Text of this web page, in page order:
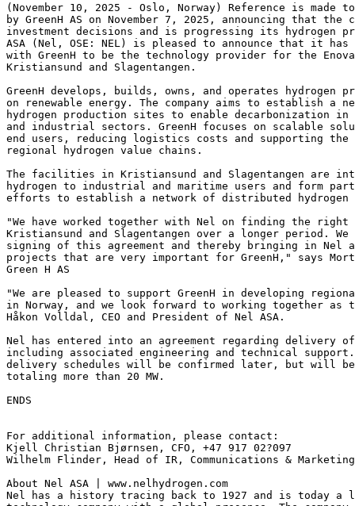
(November 10, 2025 - Oslo, Norway) Reference is made
by GreenH AS on November 7, 2025, announcing that the
investment decisions and is progressing its hydrogen
ASA (Nel, OSE: NEL) is pleased to announce that it has
with GreenH to be the technology provider for the
Kristiansund and Slagentangen.
GreenH develops, builds, owns, and operates
on renewable energy. The company aims to establish a
hydrogen production sites to enable decarbonization
and industrial sectors. GreenH focuses on scalable
end users, reducing logistics costs and supporting
regional hydrogen value chains.
The facilities in Kristiansund and Slagentangen are
hydrogen to industrial and maritime users and form
efforts to establish a network of distributed hydrogen
"We have worked together with Nel on finding the
Kristiansund and Slagentangen over a longer period.
signing of this agreement and thereby bringing in Nel
projects that are very important for GreenH," says
Green H AS
"We are pleased to support GreenH in developing
in Norway, and we look forward to working together as
Håkon Volldal, CEO and President of Nel ASA.
Nel has entered into an agreement regarding delivery
including associated engineering and technical
delivery schedules will be confirmed later, but will be
totaling more than 20 MW.
ENDS
For additional information, please contact:
Kjell Christian Bjørnsen, CFO, +47 917 02?097
Wilhelm Flinder, Head of IR, Communications &
About Nel ASA | www.nelhydrogen.com
Nel has a history tracing back to 1927 and is today a